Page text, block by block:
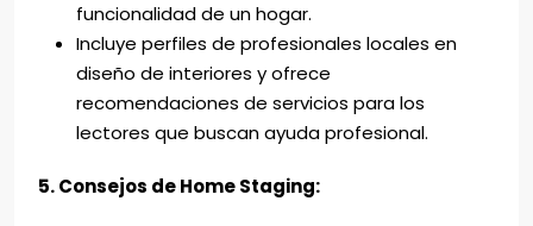
funcionalidad de un hogar.
Incluye perfiles de profesionales locales en
diseño de interiores y ofrece
recomendaciones de servicios para los
lectores que buscan ayuda profesional.
5. Consejos de Home Staging: